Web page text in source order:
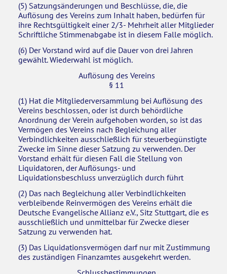
(5) Satzungsänderungen und Beschlüsse, die, die
Auflösung des Vereins zum Inhalt haben, bedürfen für
ihre Rechtsgültigkeit einer 2/3- Mehrheit aller Mitglieder
Schriftliche Stimmenabgabe ist in diesem Falle möglich.
(6) Der Vorstand wird auf die Dauer von drei Jahren
gewählt. Wiederwahl ist möglich.
Auflösung des Vereins
§ 11
(1) Hat die Mitgliederversammlung bei Auflösung des
Vereins beschlossen, oder ist durch behördliche
Anordnung der Verein aufgehoben worden, so ist das
Vermögen des Vereins nach Begleichung aller
Verbindlichkeiten ausschließlich für steuerbegünstigte
Zwecke im Sinne dieser Satzung zu verwenden. Der
Vorstand erhält für diesen Fall die Stellung von
Liquidatoren, der Auflösungs- und
Liquidationsbeschluss unverzüglich durch führt
(2) Das nach Begleichung aller Verbindlichkeiten
verbleibende Reinvermögen des Vereins erhält die
Deutsche Evangelische Allianz e.V., Sitz Stuttgart, die es
ausschließlich und unmittelbar für Zwecke dieser
Satzung zu verwenden hat.
(3) Das Liquidationsvermögen darf nur mit Zustimmung
des zuständigen Finanzamtes ausgekehrt werden.